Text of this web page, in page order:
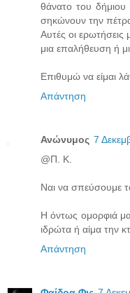
θάνατο του
σηκώνουν την
Αυτές οι ερωτήσεις
μια επαλήθευση ή
Επιθυμώ να είμαι
Απάντηση
Ανώνυμος 7
@Π. Κ.
Ναι να σπεύσουμε
Η όντως ομορφιά
ιδρώτα ή αίμα την
Απάντηση